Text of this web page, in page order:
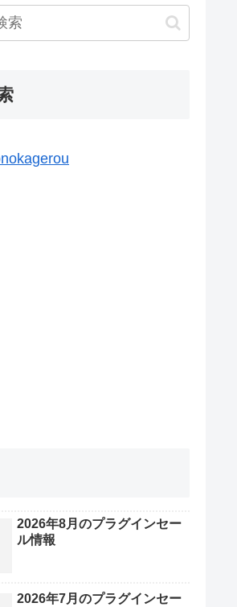
2026年8月のプラグインセー
ル情報
2026年7月のプラグインセー